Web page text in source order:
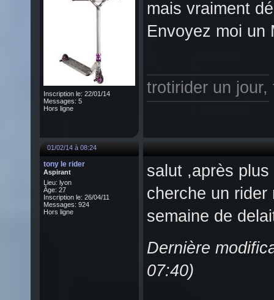
Inscription le: 22/01/14
Messages: 5
Hors ligne
mais vraiment
Envoyez moi un
trotirider un
01/02/14 à 08:24
tony le rider
Aspirant
Lieu: lyon
Âge: 27
Inscription le: 26/04/11
Messages: 924
Hors ligne
salut ,après
cherche un
semaine de
Dernière
07:40)